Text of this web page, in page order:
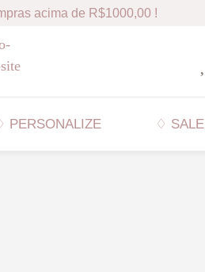
acima de R$1000,00 !
PERSONALIZE ♢ SALE